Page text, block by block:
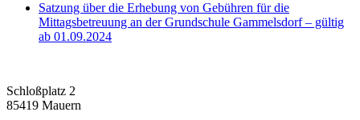
Satzung über die Erhebung von Gebühren für die
Mittagsbetreuung an der Grundschule Gammelsdorf – gültig
ab 01.09.2024
Schloßplatz 2
85419 Mauern